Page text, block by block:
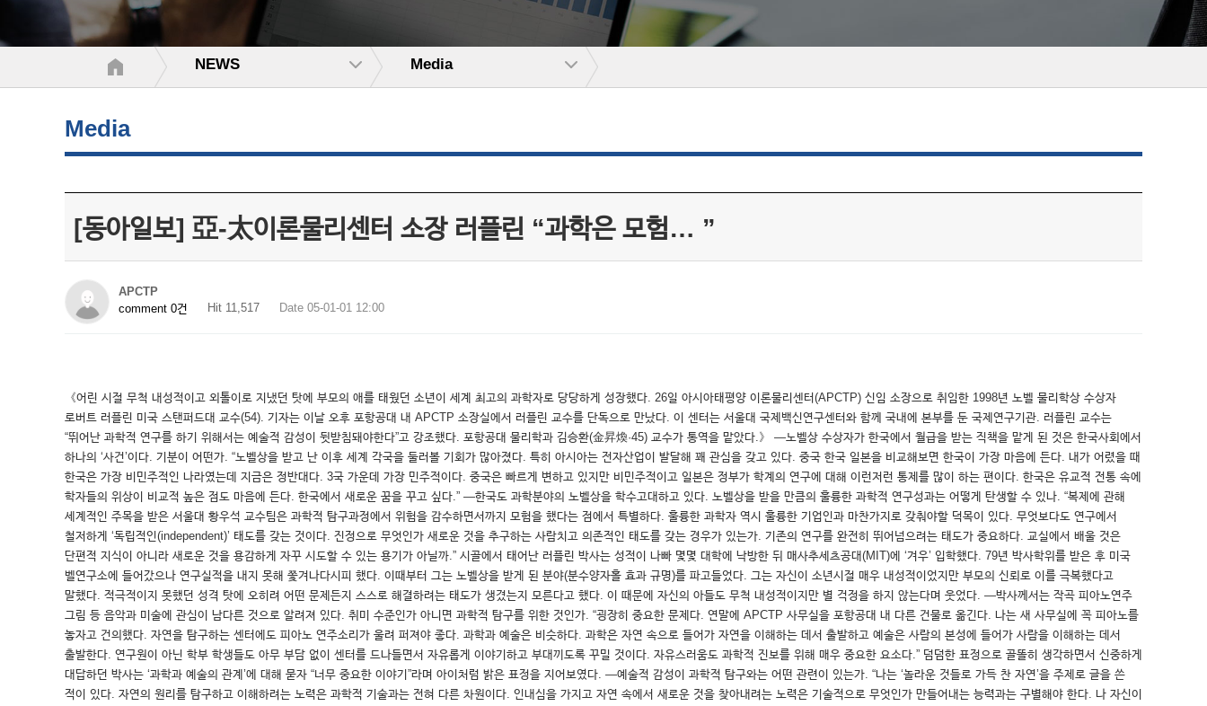
NEWS Media
Media
[동아일보] 亞-太이론물리센터 소장 러플린 “과학은 모험… ”
APCTP
comment 0건
Hit 11,517 Date 05-01-01 12:00
《어린 시절 무척 내성적이고 외톨이로 지냈던 탓에 부모의 애를 태웠던 소년이 세계 최고의 과학자로 당당하게 성장했다. 26일 아시아태평양 이론물리센터(APCTP) 신임 소장으로 취임한 1998년 노벨 물리학상 수상자
로버트 러플린 미국 스탠퍼드대 교수(54). 기자는 이날 오후 포항공대 내 APCTP 소장실에서 러플린 교수를 단독으로 만났다. 이 센터는 서울대 국제백신연구센터와 함께 국내에 본부를 둔 국제연구기관. 러플린 교수는
“뛰어난 과학적 연구를 하기 위해서는 예술적 감성이 뒷받침돼야한다”고 강조했다. 포항공대 물리학과 김승환(金昇煥·45) 교수가 통역을 맡았다.》 ―노벨상 수상자가 한국에서 월급을 받는 직책을 맡게 된 것은 한국사회에서
하나의 ‘사건’이다. 기분이 어떤가. “노벨상을 받고 난 이후 세계 각국을 둘러볼 기회가 많아졌다. 특히 아시아는 전자산업이 발달해 꽤 관심을 갖고 있다. 중국 한국 일본을 비교해보면 한국이 가장 마음에 든다. 내가 어렸을 때
한국은 가장 비민주적인 나라였는데 지금은 정반대다. 3국 가운데 가장 민주적이다. 중국은 빠르게 변하고 있지만 비민주적이고 일본은 정부가 학계의 연구에 대해 이런저런 통제를 많이 하는 편이다. 한국은 유교적 전통 속에
학자들의 위상이 비교적 높은 점도 마음에 든다. 한국에서 새로운 꿈을 꾸고 싶다.” ―한국도 과학분야의 노벨상을 학수고대하고 있다. 노벨상을 받을 만큼의 훌륭한 과학적 연구성과는 어떻게 탄생할 수 있나. “복제에 관해
세계적인 주목을 받은 서울대 황우석 교수팀은 과학적 탐구과정에서 위험을 감수하면서까지 모험을 했다는 점에서 특별하다. 훌륭한 과학자 역시 훌륭한 기업인과 마찬가지로 갖춰야할 덕목이 있다. 무엇보다도 연구에서
철저하게 ‘독립적인(independent)’ 태도를 갖는 것이다. 진정으로 무엇인가 새로운 것을 추구하는 사람치고 의존적인 태도를 갖는 경우가 있는가. 기존의 연구를 완전히 뛰어넘으려는 태도가 중요하다. 교실에서 배울 것은
단편적 지식이 아니라 새로운 것을 용감하게 자꾸 시도할 수 있는 용기가 아닐까.” 시골에서 태어난 러플린 박사는 성적이 나빠 몇몇 대학에 낙방한 뒤 매사추세츠공대(MIT)에 ‘겨우’ 입학했다. 79년 박사학위를 받은 후 미국
벨연구소에 들어갔으나 연구실적을 내지 못해 쫓겨나다시피 했다. 이때부터 그는 노벨상을 받게 된 분야(분수양자홀 효과 규명)를 파고들었다. 그는 자신이 소년시절 매우 내성적이었지만 부모의 신뢰로 이를 극복했다고
말했다. 적극적이지 못했던 성격 탓에 오히려 어떤 문제든지 스스로 해결하려는 태도가 생겼는지 모른다고 했다. 이 때문에 자신의 아들도 무척 내성적이지만 별 걱정을 하지 않는다며 웃었다. ―박사께서는 작곡 피아노연주
그림 등 음악과 미술에 관심이 남다른 것으로 알려져 있다. 취미 수준인가 아니면 과학적 탐구를 위한 것인가. “굉장히 중요한 문제다. 연말에 APCTP 사무실을 포항공대 내 다른 건물로 옮긴다. 나는 새 사무실에 꼭 피아노를
놓자고 건의했다. 자연을 탐구하는 센터에도 피아노 연주소리가 울려 퍼져야 좋다. 과학과 예술은 비슷하다. 과학은 자연 속으로 들어가 자연을 이해하는 데서 출발하고 예술은 사람의 본성에 들어가 사람을 이해하는 데서
출발한다. 연구원이 아닌 학부 학생들도 아무 부담 없이 센터를 드나들면서 자유롭게 이야기하고 부대끼도록 꾸밀 것이다. 자유스러움도 과학적 진보를 위해 매우 중요한 요소다.” 덤덤한 표정으로 골똘히 생각하면서 신중하게
대답하던 박사는 ‘과학과 예술의 관계’에 대해 묻자 “너무 중요한 이야기”라며 아이처럼 밝은 표정을 지어보였다. ―예술적 감성이 과학적 탐구와는 어떤 관련이 있는가. “나는 ‘놀라운 것들로 가득 찬 자연’을 주제로 글을 쓴
적이 있다. 자연의 원리를 탐구하고 이해하려는 노력은 과학적 기술과는 전혀 다른 차원이다. 인내심을 가지고 자연 속에서 새로운 것을 찾아내려는 노력은 기술적으로 무엇인가 만들어내는 능력과는 구별해야 한다. 나 자신이